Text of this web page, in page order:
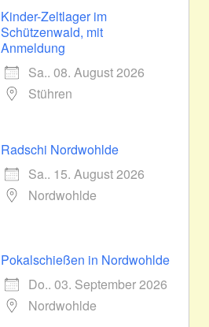
Kinder-Zeltlager im
Schützenwald, mit
Anmeldung
Sa.. 08. August 2026
Stühren
Radschi Nordwohlde
Sa.. 15. August 2026
Nordwohlde
Pokalschießen in Nordwohlde
Do.. 03. September 2026
Nordwohlde